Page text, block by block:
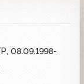
08.09.1998-